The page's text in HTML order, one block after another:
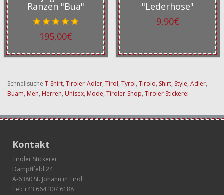
Ranzen "Bua"
195,00€
"Lederhose"
9,90€
Schnellsuche T-Shirt, Tiroler-Adler, Tirol, Tyrol, Tirolo, Shirt, Style, Adler,
Buam, Men, Herren, Unisex, Mode, Tiroler-Shop, Tiroler Stickerei
Kontakt
Tiroler Stickerei
Dampflfeld 24
A-6380 St. Johann in Tirol
Tel: +43 664 307 6188